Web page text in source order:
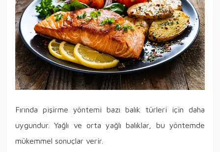
Fırında pişirme yöntemi bazı balık türleri için daha
uygundur. Yağlı ve orta yağlı balıklar, bu yöntemde
mükemmel sonuçlar verir.